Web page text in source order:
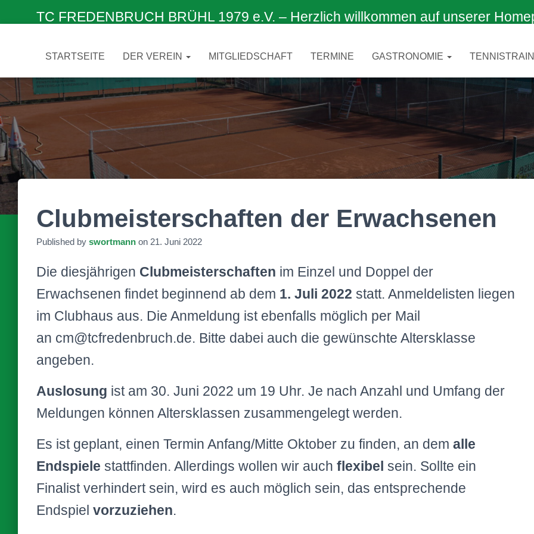
TC FREDENBRUCH BRÜHL 1979 e.V. – Herzlich willkommen auf unserer
STARTSEITE DER VEREIN MITGLIEDSCHAFT TERMINE GASTRONOMIE
Clubmeisterschaften der Erwachsenen
Published by swortmannon 21. Juni 2022
Die diesjährigen Clubmeisterschaften im Einzel und Doppel der
Erwachsenen findet beginnend ab dem 1. Juli 2022 statt. Anmeldelisten liegen
im Clubhaus aus. Die Anmeldung ist ebenfalls möglich per Mail
an cm@tcfredenbruch.de. Bitte dabei auch die gewünschte Altersklasse
angeben.
Auslosung ist am 30. Juni 2022 um 19 Uhr. Je nach Anzahl und Umfang der
Meldungen können Altersklassen zusammengelegt werden.
Es ist geplant, einen Termin Anfang/Mitte Oktober zu finden, an dem alle
Endspiele stattfinden. Allerdings wollen wir auch flexibel sein. Sollte ein
Finalist verhindert sein, wird es auch möglich sein, das entsprechende
Endspiel vorzuziehen.